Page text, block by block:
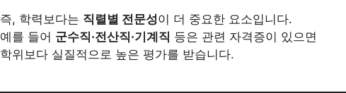
즉, 학력보다는 직렬별 전문성이 더 중요한 요소입니다.
예를 들어 군수직·전산직·기계직 등은 관련 자격증이 있으면
학위보다 실질적으로 높은 평가를 받습니다.